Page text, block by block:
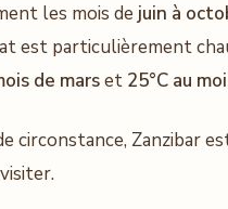
les mois de juin à
est particulièrement
de marset 25°C au
circonstance, Zanzibar